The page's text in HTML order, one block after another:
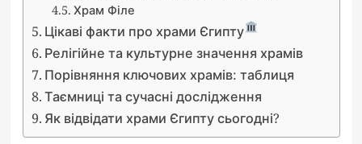
Храм Філе
Цікаві факти про храми Єгипту
Релігійне та культурне значення храмів
Порівняння ключових храмів: таблиця
Таємниці та сучасні дослідження
Як відвідати храми Єгипту сьогодні?